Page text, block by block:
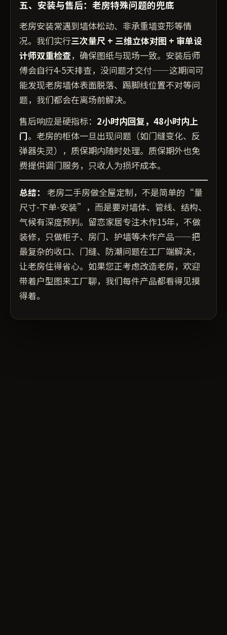
五、安装与售后：老房特殊问题的兜底
老房安装常遇到墙体松动、非承重墙变形等情
况。我们实行三次量尺 + 三维立体对图 + 审单设
计师双重检查，确保图纸与现场一致。安装后师
傅会自行4-5天排查，没问题才交付——这期间可
能发现老房墙体表面脱落、踢脚线位置不对等问
题，我们都会在离场前解决。
售后响应是硬指标： 2小时内回复，48小时内上
门。老房的柜体一旦出现问题（如门缝变化、反
弹器失灵），质保期内随时处理。质保期外也免
费提供调门服务，只收人为损坏成本。
总结： 老房二手房做全屋定制，不是简单的“量
尺寸-下单-安装”，而是要对墙体、管线、结构、
气候有深度预判。留恋家居专注木作15年，不做
装修，只做柜子、房门、护墙等木作产品——把
最复杂的收口、门缝、防潮问题在工厂端解决，
让老房住得省心。如果您正考虑改造老房，欢迎
带着户型图来工厂聊，我们每件产品都看得见摸
得着。